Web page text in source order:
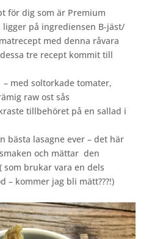
för dig som är Premium
på ingrediensen B-jäst/
med denna råvara
tre recept kommit till
med soltorkade tomater,
raw ost sås
tillbehöret på en sallad i
bästa lasagne ever – det här
och mättar den
som brukar vara en dels
– kommer jag bli mätt???!)